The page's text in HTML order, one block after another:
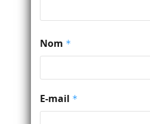
Nom *
E-mail *